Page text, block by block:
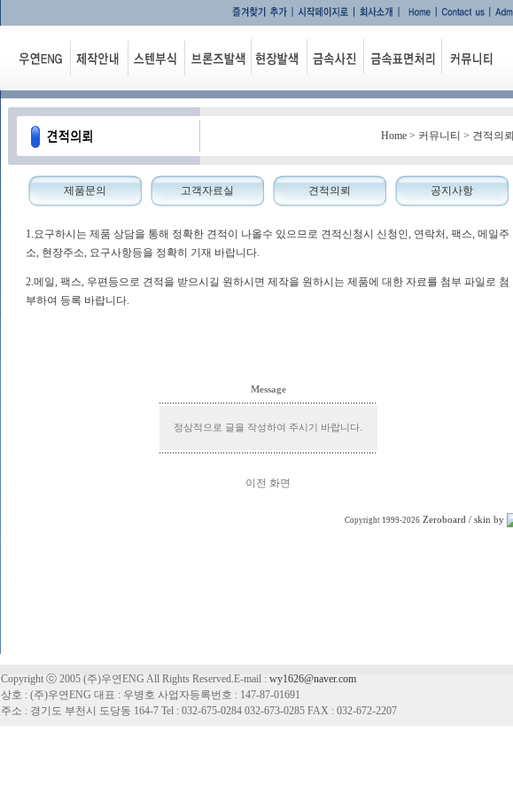
Home > 커뮤니티 > 견적의뢰
제품문의 고객자료실 견적의뢰 공지사항
1.요구하시는 제품 상담을 통해 정확한 견적이 나올수 있으므로 견적신청시 신청인, 연락처, 팩스, 메일주
소, 현장주소, 요구사항등을 정확히 기재 바랍니다.
2.메일, 팩스, 우편등으로 견적을 받으시길 원하시면 제작을 원하시는 제품에 대한 자료를 첨부 파일로 첨
부하여 등록 바랍니다.
Message
정상적으로 글을 작성하여 주시기 바랍니다.
이전 화면
Copyright 1999-2026 Zeroboard / skin by
Copyright ⓒ 2005 (주)우연ENG All Rights Reserved.E-mail : wy1626@naver.com
상호 : (주)우연ENG 대표 : 우병호 사업자등록번호 : 147-87-01691
주소 : 경기도 부천시 도당동 164-7 Tel : 032-675-0284 032-673-0285 FAX : 032-672-2207